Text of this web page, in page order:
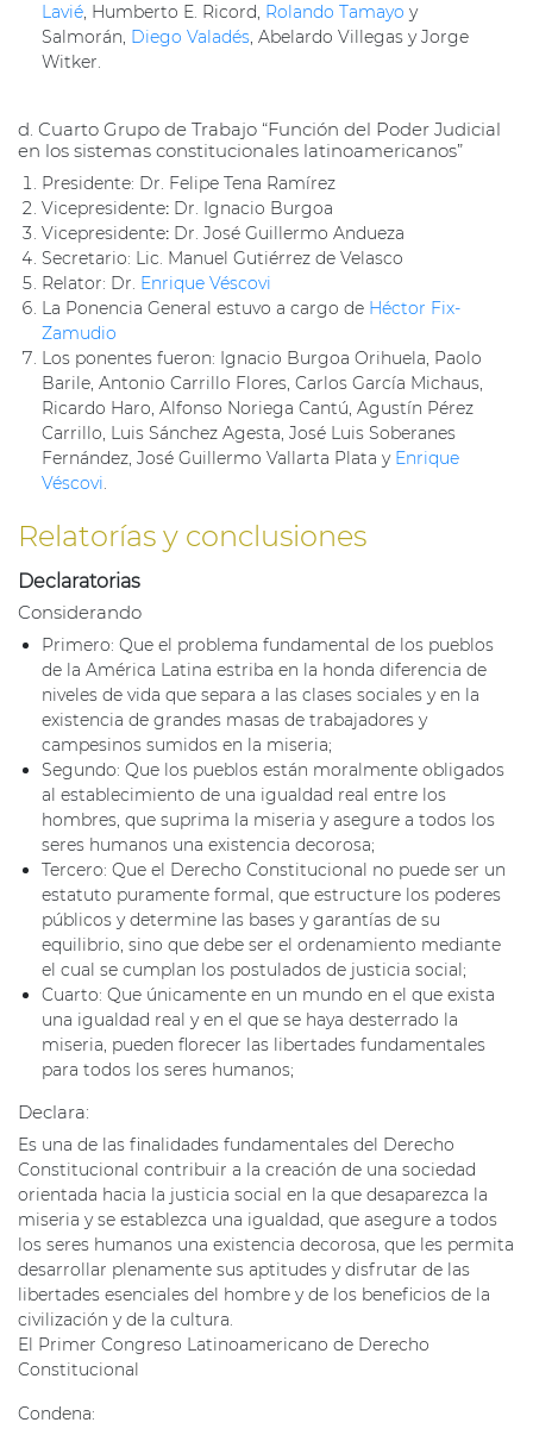
Lavié, Humberto E. Ricord, Rolando Tamayo y
Salmorán, Diego Valadés, Abelardo Villegas y Jorge
Witker.
d. Cuarto Grupo de Trabajo “Función del Poder Judicial
en los sistemas constitucionales latinoamericanos”
Presidente: Dr. Felipe Tena Ramírez
Vicepresidente: Dr. Ignacio Burgoa
Vicepresidente: Dr. José Guillermo Andueza
Secretario: Lic. Manuel Gutiérrez de Velasco
Relator: Dr. Enrique Véscovi
La Ponencia General estuvo a cargo de Héctor Fix-
Zamudio
Los ponentes fueron: Ignacio Burgoa Orihuela, Paolo
Barile, Antonio Carrillo Flores, Carlos García Michaus,
Ricardo Haro, Alfonso Noriega Cantú, Agustín Pérez
Carrillo, Luis Sánchez Agesta, José Luis Soberanes
Fernández, José Guillermo Vallarta Plata y Enrique
Véscovi.
Relatorías y conclusiones
Declaratorias
Considerando
Primero: Que el problema fundamental de los pueblos
de la América Latina estriba en la honda diferencia de
niveles de vida que separa a las clases sociales y en la
existencia de grandes masas de trabajadores y
campesinos sumidos en la miseria;
Segundo: Que los pueblos están moralmente obligados
al establecimiento de una igualdad real entre los
hombres, que suprima la miseria y asegure a todos los
seres humanos una existencia decorosa;
Tercero: Que el Derecho Constitucional no puede ser un
estatuto puramente formal, que estructure los poderes
públicos y determine las bases y garantías de su
equilibrio, sino que debe ser el ordenamiento mediante
el cual se cumplan los postulados de justicia social;
Cuarto: Que únicamente en un mundo en el que exista
una igualdad real y en el que se haya desterrado la
miseria, pueden florecer las libertades fundamentales
para todos los seres humanos;
Declara:
Es una de las finalidades fundamentales del Derecho
Constitucional contribuir a la creación de una sociedad
orientada hacia la justicia social en la que desaparezca la
miseria y se establezca una igualdad, que asegure a todos
los seres humanos una existencia decorosa, que les permita
desarrollar plenamente sus aptitudes y disfrutar de las
libertades esenciales del hombre y de los beneficios de la
civilización y de la cultura.
El Primer Congreso Latinoamericano de Derecho
Constitucional
Condena: